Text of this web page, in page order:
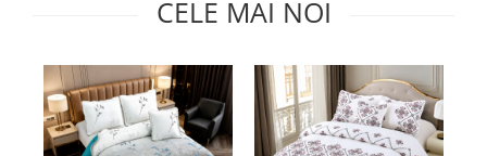
CELE MAI NOI